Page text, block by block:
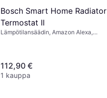
Bosch Smart Home Radiator
Termostat II
Lämpötilansäädin, Amazon Alexa,
112,90 €
1 kauppa